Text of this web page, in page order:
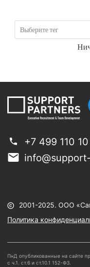
Выберите тег
+7 499 110
2001-2025. ООО
Политика
ПнД опубликованные на сайте
с ч.1. ст.6 и ст.10.1 152-ФЗ.